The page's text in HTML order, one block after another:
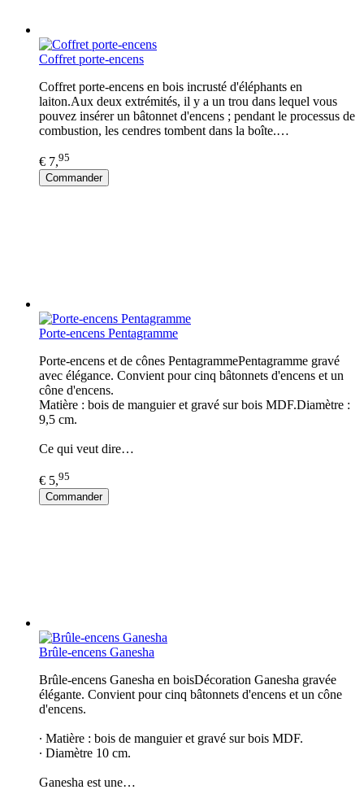
Coffret porte-encens
Coffret porte-encens en bois incrusté d'éléphants en
laiton.Aux deux extrémités, il y a un trou dans lequel vous
pouvez insérer un bâtonnet d'encens ; pendant le processus de
combustion, les cendres tombent dans la boîte.…
€ 7,95
Commander
Porte-encens Pentagramme
Porte-encens et de cônes PentagrammePentagramme gravé
avec élégance. Convient pour cinq bâtonnets d'encens et un
cône d'encens.
Matière : bois de manguier et gravé sur bois MDF.Diamètre :
9,5 cm.
Ce qui veut dire…
€ 5,95
Commander
Brûle-encens Ganesha
Brûle-encens Ganesha en boisDécoration Ganesha gravée
élégante. Convient pour cinq bâtonnets d'encens et un cône
d'encens.
∙ Matière : bois de manguier et gravé sur bois MDF.
∙ Diamètre 10 cm.
Ganesha est une…